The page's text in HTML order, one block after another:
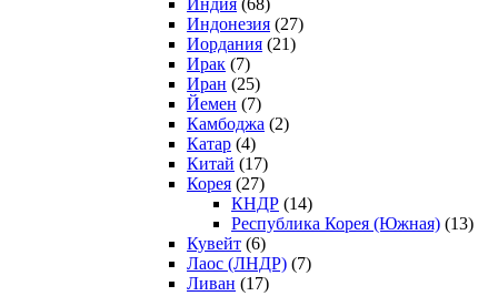
Индонезия (27)
Иордания (21)
Ирак (7)
Иран (25)
Йемен (7)
Камбоджа (2)
Катар (4)
Китай (17)
Корея (27)
КНДР (14)
Республика Корея (Южная) (13)
Кувейт (6)
Лаос (ЛНДР) (7)
Ливан (17)